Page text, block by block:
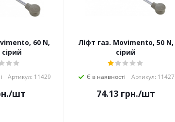
60 N,
Артикул: 11429
/шт
Ліфт газ. Movimento, 50 N,
сірий
Є в наявності Артикул: 11427
74.13 грн./шт